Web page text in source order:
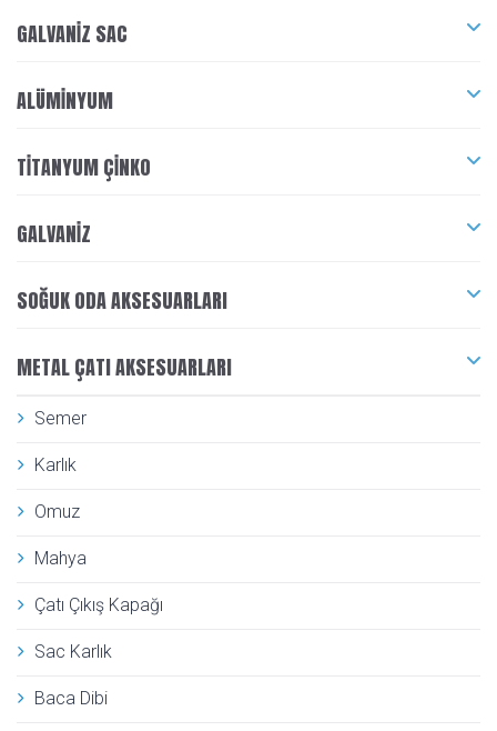
GALVANIZ SAC
ALÜMINYUM
TITANYUM ÇINKO
GALVANIZ
SOĞUK ODA AKSESUARLARI
METAL ÇATI AKSESUARLARI
Semer
Karlık
Omuz
Mahya
Çatı Çıkış Kapağı
Sac Karlık
Baca Dibi